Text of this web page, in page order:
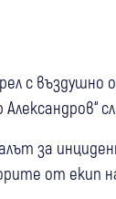
с въздушно
за
от екип